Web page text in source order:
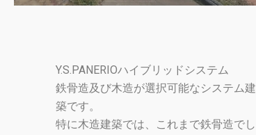
Y.S.PANERIOハイブリッドシステム
鉄骨造及び木造が選択可能なシステム建
築です。
特に木造建築では、これまで鉄骨造でし